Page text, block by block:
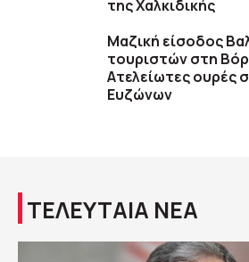
της Χαλκιδικής
Μαζική είσοδος
τουριστών στη
Ατελείωτες ουρές
Ευζώνων
ΤΕΛΕΥΤΑΙΑ ΝΕΑ